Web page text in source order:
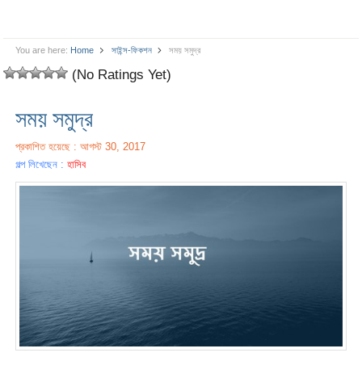
You are here: Home সাইন্স-ফিকশন সময় সমুদ্র
(No Ratings Yet)
সময় সমুদ্র
প্রকাশিত হয়েছে : আগস্ট 30, 2017
গল্প লিখেছেন :হাসিব